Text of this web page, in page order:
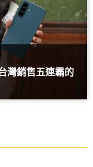
灣銷售五連霸的